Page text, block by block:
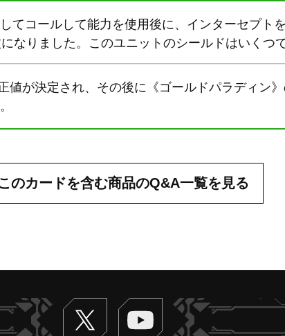
てコールして能力を使用後に、インターセプト
なりました。このユニットのシールドはいくつ
値が決定され、その後に《ゴールドパラディン
のカードを含む商品のQ&A一覧を見る
Twitter ヴァンガードch